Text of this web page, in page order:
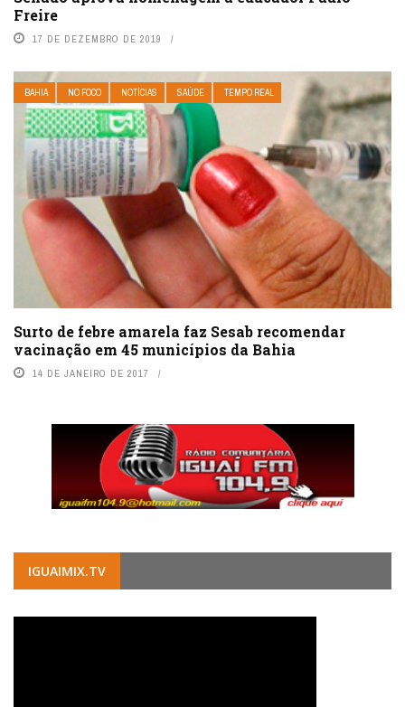
Freire
17 DE DEZEMBRO DE 2019
BAHIA NO FOCO NOTÍCIAS SAÚDE TEMPO REAL
Surto de febre amarela faz Sesab recomendar
vacinação em 45 municípios da Bahia
14 DE JANEIRO DE 2017
IGUAIMIX.TV